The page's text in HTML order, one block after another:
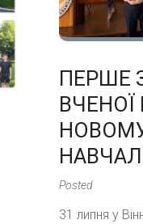
ПЕРШЕ
ВЧЕНОЇ
Posted
31 липня у